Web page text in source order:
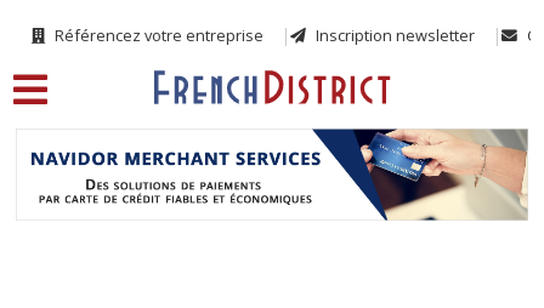
Référencez votre entreprise Inscription newsletter